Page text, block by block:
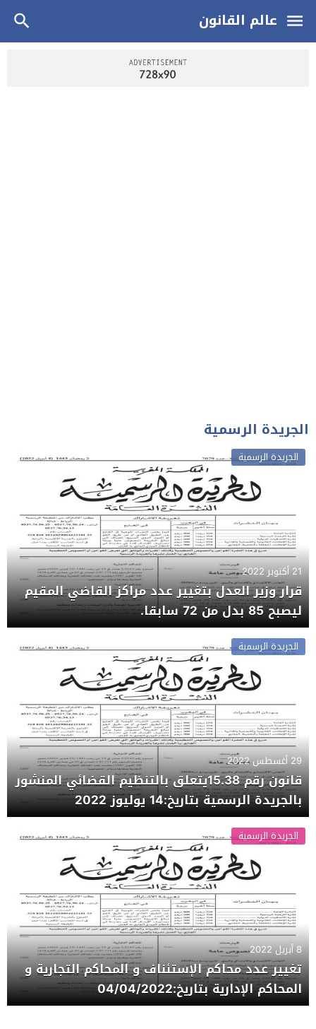
عالم القانون
الجريدة الرسمية
الجريدة الرسمية
21 أكتوبر 2022
قرار وزير العدل بتغيير عدد مراكز القاضي المقيم
ليصبح 85 بدل من 72 سابقا.
الجريدة الرسمية
29 أغسطس 2022
قانون رقم 15.38يتعلق بالتنظيم القضائي المنشور
بالجريدة الرسمية بتاريخ:14 يوليوز 2022
الجريدة الرسمية
8 أبريل 2022
تغيير عدد محاكم الإستئناف و المحاكم التجارية و
المحاكم الإدارية بتاريخ:04/04/2022